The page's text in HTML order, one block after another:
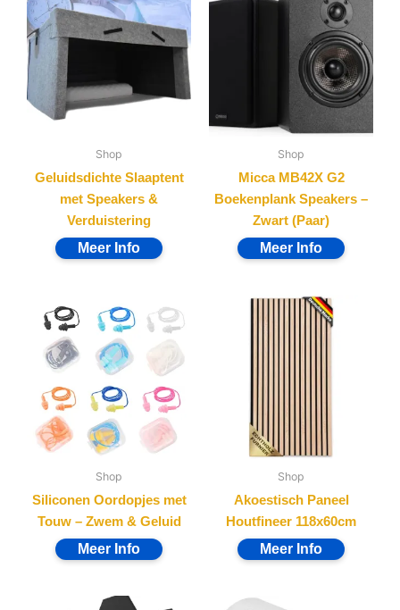
Shop
Geluidsdichte Slaaptent
met Speakers &
Verduistering
Shop
Micca MB42X G2
Boekenplank Speakers –
Zwart (Paar)
Shop
Siliconen Oordopjes met
Touw – Zwem & Geluid
Shop
Akoestisch Paneel
Houtfineer 118x60cm